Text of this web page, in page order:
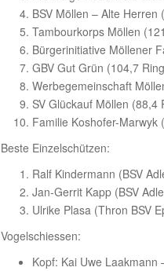
BSV Möllen – Alte Herren
Tambourkorps Möllen
Bürgerinitiative Möllener
GBV Gut Grün (104,7
Werbegemeinschaft
SV Glückauf Möllen (88,4
Familie Koshofer-Marwyk
Beste Einzelschützen:
Ralf Kindermann (BSV
Jan-Gerrit Kapp (BSV
Ulrike Plasa (Thron BSV
Vogelschiessen:
Kopf: Kai Uwe Laakmann